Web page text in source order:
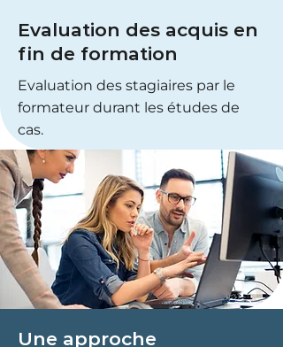
Evaluation des acquis en
fin de formation
Evaluation des stagiaires par le
formateur durant les études de
cas.
Une approche